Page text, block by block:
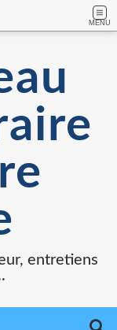
MENU
entretiens